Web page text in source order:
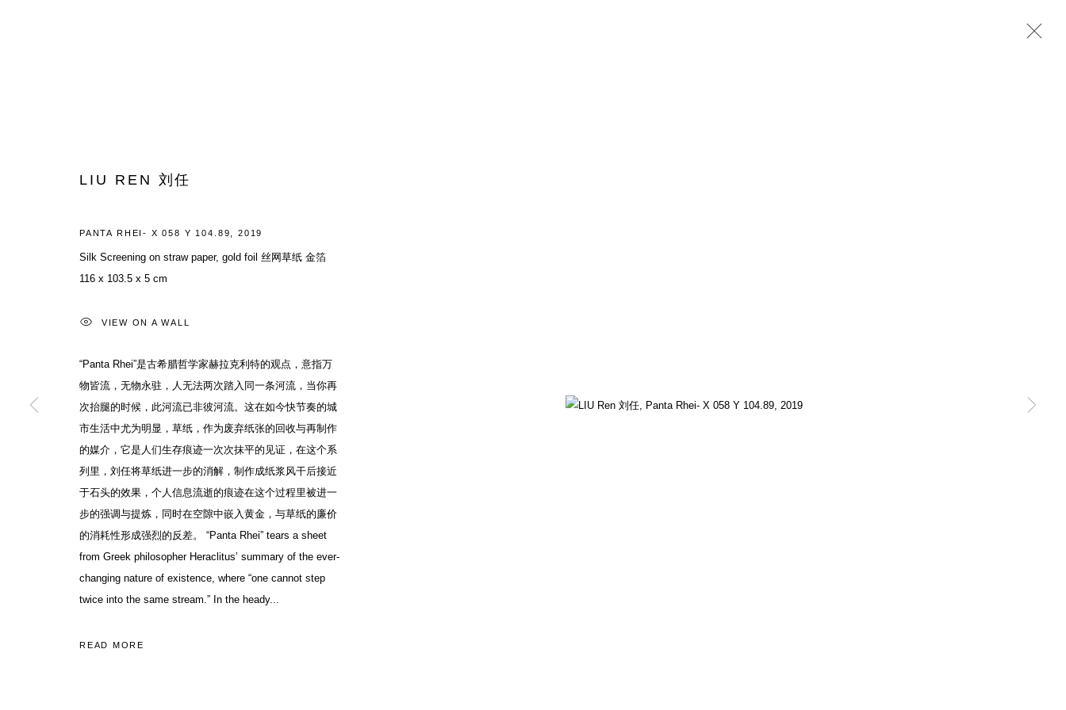
ACCESSIBILITY POLICY MANAGE COOKIES
COPYRIGHT© 2026 DON GALLERY SITE BY ARTLOGIC
LIU REN 刘任
PANTA RHEI- X 058 Y 104.89 2019
Silk Screening on straw paper, gold foil 丝网草纸 金箔
116 x 103.5 x 5 cm
VIEW ON A WALL
“Panta Rhei”是古希腊哲学家赫拉克利特的观点，意指万
物皆流，无物永驻，人无法两次踏入同一条河流，当你再
次抬腿的时候，此河流已非彼河流。这在如今快节奏的城
市生活中尤为明显，草纸，作为废弃纸张的回收与再制作
的媒介，它是人们生存痕迹一次次抹平的见证，在这个系
列里，刘任将草纸进一步的消解，制作成纸浆风干后接近
于石头的效果，个人信息流逝的痕迹在这个过程里被进一
步的强调与提炼，同时在空隙中嵌入黄金，与草纸的廉价
的消耗性形成强烈的反差。 “Panta Rhei” tears a sheet
from Greek philosopher Heraclitus’ summary of the ever-
changing nature of existence, where “one cannot step
twice into the same stream.” In the heady...
READ MORE